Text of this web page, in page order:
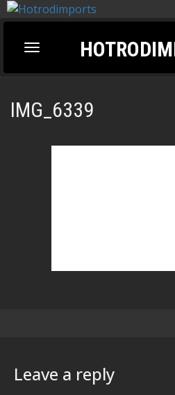
Toggle
navigation
IMG_6339
Leave a reply